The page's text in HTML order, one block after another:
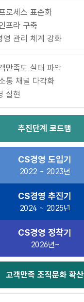
로세스 표준화
프라 구축
영 관리 체계 강화
만족도 실태 파악
통 채널 다각화
실현
추진단계 로드맵
CS경영 도입기
2022 ~ 2023년
CS경영 추진기
2024 ~ 2025년
CS경영 정착기
2026년~
고객만족 조직문화 확산